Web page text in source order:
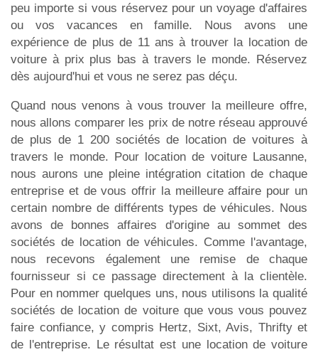
peu importe si vous réservez pour un voyage d'affaires
ou vos vacances en famille. Nous avons une
expérience de plus de 11 ans à trouver la location de
voiture à prix plus bas à travers le monde. Réservez
dès aujourd'hui et vous ne serez pas déçu.
Quand nous venons à vous trouver la meilleure offre,
nous allons comparer les prix de notre réseau approuvé
de plus de 1 200 sociétés de location de voitures à
travers le monde. Pour location de voiture Lausanne,
nous aurons une pleine intégration citation de chaque
entreprise et de vous offrir la meilleure affaire pour un
certain nombre de différents types de véhicules. Nous
avons de bonnes affaires d'origine au sommet des
sociétés de location de véhicules. Comme l'avantage,
nous recevons également une remise de chaque
fournisseur si ce passage directement à la clientèle.
Pour en nommer quelques uns, nous utilisons la qualité
sociétés de location de voiture que vous vous pouvez
faire confiance, y compris Hertz, Sixt, Avis, Thrifty et
de l'entreprise. Le résultat est une location de voiture